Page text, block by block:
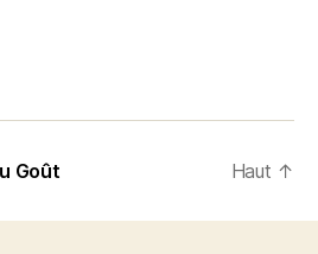
Goût Haut ↑